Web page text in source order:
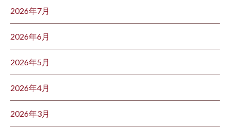
2026年7月
2026年6月
2026年5月
2026年4月
2026年3月